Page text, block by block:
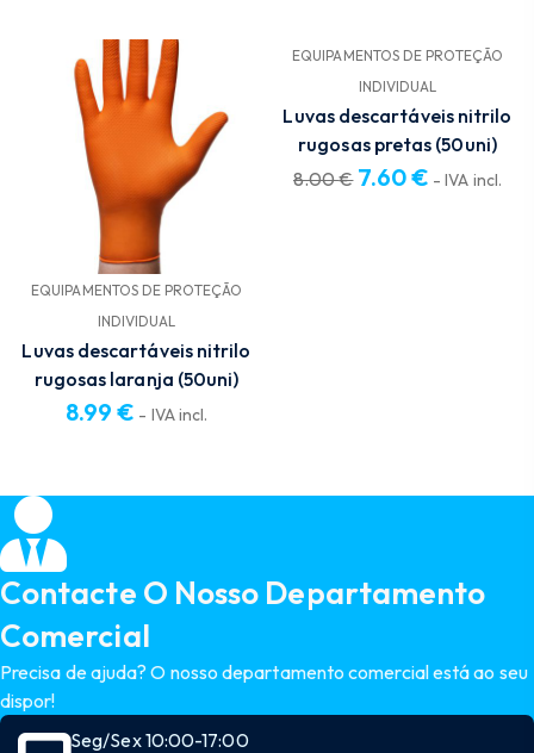
EQUIPAMENTOS DE PROTEÇÃO
INDIVIDUAL
Luvas descartáveis nitrilo
rugosas laranja (50uni)
8.99€ - IVA incl.
EQUIPAMENTOS DE PROTEÇÃO
INDIVIDUAL
Luvas descartáveis nitrilo
rugosas pretas (50uni)
8.00€ 7.60€ - IVA incl.
Contacte O Nosso Departamento
Comercial
Precisa de ajuda? O nosso departamento comercial está ao seu
dispor!
Seg/Sex 10:00-17:00